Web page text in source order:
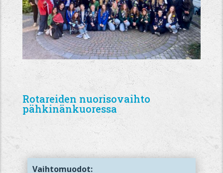
Rotareiden nuorisovaihto
pähkinänkuoressa
Vaihtomuodot: